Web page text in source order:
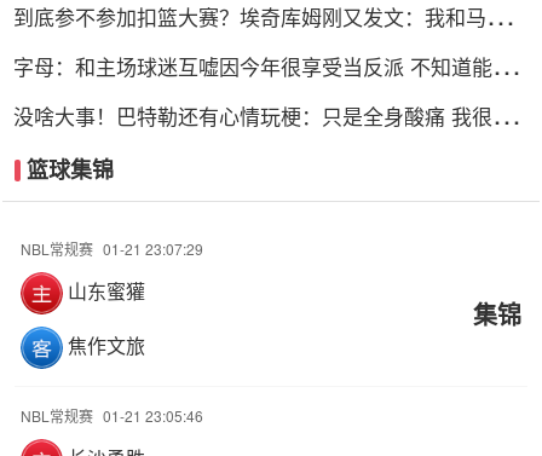
到底参不参加扣篮大赛？埃奇库姆刚又发文：我和马克西
字母：和主场球迷互嘘因今年很享受当反派 不知道能否
没啥大事！巴特勒还有心情玩梗：只是全身酸痛 我很快
篮球集锦
NBL常规赛 01-21 23:07:29
山东蜜獾
焦作文旅
集锦
NBL常规赛 01-21 23:05:46